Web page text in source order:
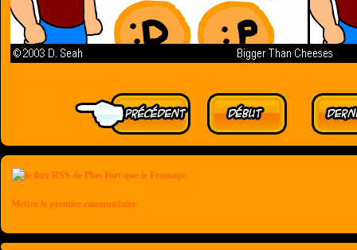
Mettre le premier commentaire